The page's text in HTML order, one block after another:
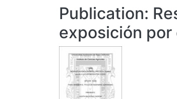
Publication:
exposición por